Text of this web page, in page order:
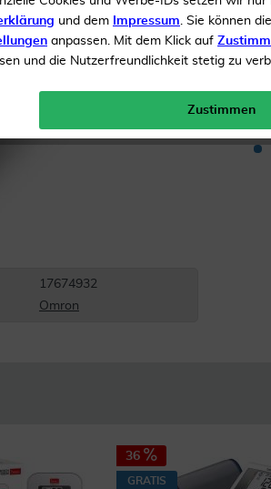
17674932
Omron
36
GRATIS
und dem Impressum. Sie können
anpassen. Mit dem Klick auf
und die Nutzerfreundlichkeit stetig zu
Zustimmen